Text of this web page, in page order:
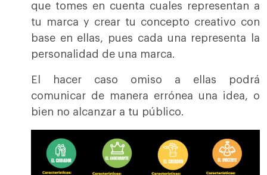
que tomes en cuenta cuales representan a
tu marca y crear tu concepto creativo con
base en ellas, pues cada una representa la
personalidad de una marca.
El hacer caso omiso a ellas podrá
comunicar de manera errónea una idea, o
bien no alcanzar a tu público.